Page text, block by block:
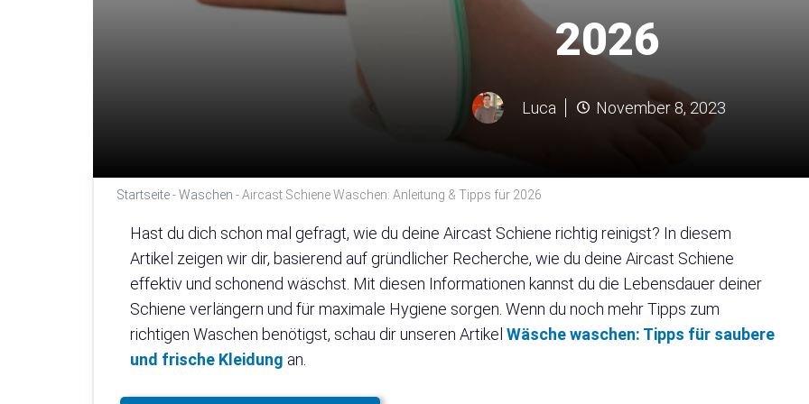
2026
Luca November 8, 2023
Startseite-Waschen -Aircast Schiene Waschen: Anleitung & Tipps für 2026
Hast du dich schon mal gefragt, wie du deine Aircast Schiene richtig reinigst? In diesem
Artikel zeigen wir dir, basierend auf gründlicher Recherche, wie du deine Aircast Schiene
effektiv und schonend wäschst. Mit diesen Informationen kannst du die Lebensdauer deiner
Schiene verlängern und für maximale Hygiene sorgen. Wenn du noch mehr Tipps zum
richtigen Waschen benötigst, schau dir unseren Artikel Wäsche waschen: Tipps für saubere
und frische Kleidung an.